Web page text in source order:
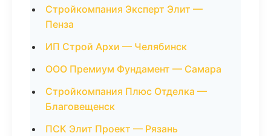
Стройкомпания Эксперт Элит —
Пенза
ИП Строй Архи — Челябинск
ООО Премиум Фундамент — Самара
Стройкомпания Плюс Отделка —
Благовещенск
ПСК Элит Проект — Рязань